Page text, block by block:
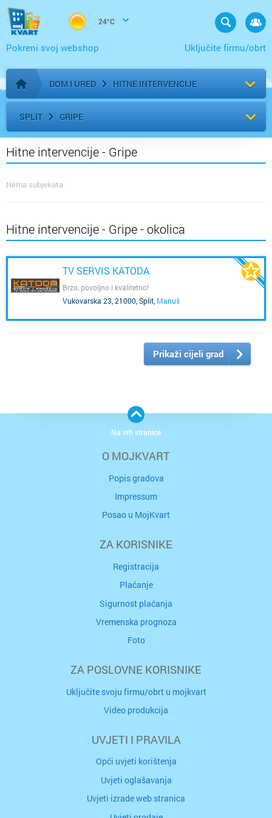
24°C
Uključite firmu/obrt
Pokreni svoj webshop
Početna stranica
DOM I URED HITNE INTERVENCIJE
SPLIT GRIPE
Hitne intervencije - Gripe
Nema subjekata
Hitne intervencije - Gripe - okolica
TV SERVIS KATODA
Brzo, povoljno i kvalitetno!
Vukovarska 23, 21000, Split Manuš
Prikaži cijeli grad
O MOJKVART
Popis gradova
Impressum
Posao u MojKvart
ZA KORISNIKE
Registracija
Plaćanje
Sigurnost plaćanja
Vremenska prognoza
Foto
ZA POSLOVNE KORISNIKE
Uključite svoju firmu/obrt u mojkvart
Video produkcija
UVJETI I PRAVILA
Opći uvjeti korištenja
Uvjeti oglašavanja
Uvjeti izrade web stranica
Na vrh stranice